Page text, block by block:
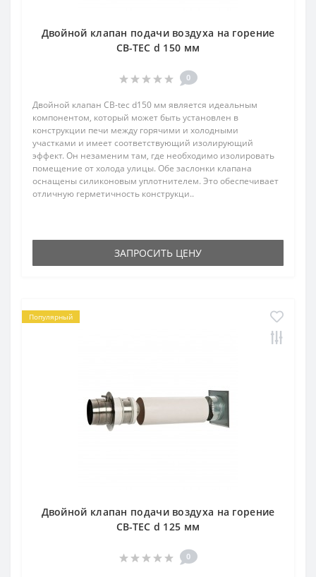
Двойной клапан подачи воздуха на горение
CB-TEC d 150 мм
0
Двойной клапан CB-tec d150 мм является идеальным
компонентом, который может быть установлен в
конструкции печи между горячими и холодными
участками и имеет соответствующий изолирующий
эффект. Он незаменим там, где необходимо изолировать
помещение от холода улицы. Обе заслонки клапана
оснащены силиконовым уплотнителем. Это обеспечивает
отличную герметичность конструкци..
ЗАПРОСИТЬ ЦЕНУ
Популярный
Двойной клапан подачи воздуха на горение
CB-TEC d 125 мм
0